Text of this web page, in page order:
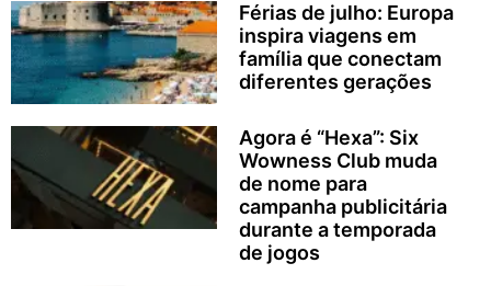
Férias de julho: Europa
inspira viagens em
família que conectam
diferentes gerações
Agora é “Hexa”: Six
Wowness Club muda
de nome para
campanha publicitária
durante a temporada
de jogos